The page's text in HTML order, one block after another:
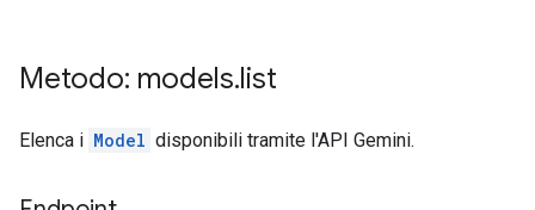
Metodo: models.list
Elenca i Model disponibili tramite l'API Gemini.